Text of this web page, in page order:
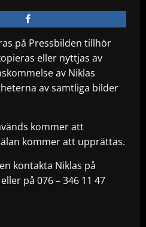
på Pressbilden tillhör
eller nyttjas av
av Niklas
av samtliga bilder
kommer att
kommer att upprättas.
kontakta Niklas på
på 076 – 346 11 47